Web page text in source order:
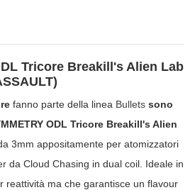
Tricore Breakill's Alien Lab
fanno parte della linea Bullets sono
ODL Tricore Breakill's Alien
3mm appositamente per atomizzatori
da Cloud Chasing in dual coil. Ideale in
reattività ma che garantisce un flavour